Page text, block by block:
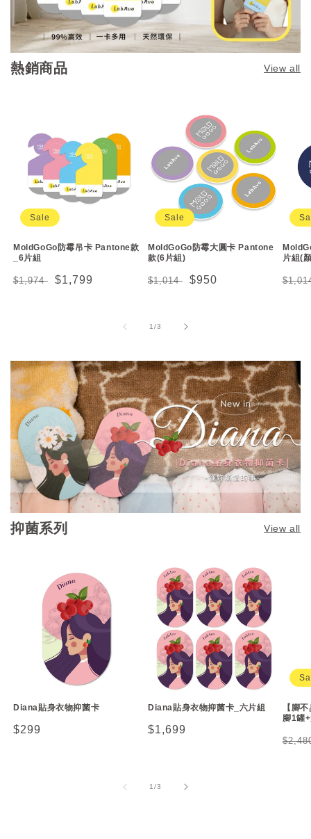
熱銷商品 View all
Sale
MoldGoGo防霉吊卡 Pantone款
_6片組
Regular
$1,974
Sale
$1,799
Sale
MoldGoGo防霉大圓卡 Pantone
款(6片組)
Regular
$1,014
Sale
$950
片組(
1/of
3
抑菌系列 View all
Diana貼身衣物抑菌卡
Regular
$299
Diana貼身衣物抑菌卡_六片組
Regular
$1,699
【腳
腳1罐
1/of
3